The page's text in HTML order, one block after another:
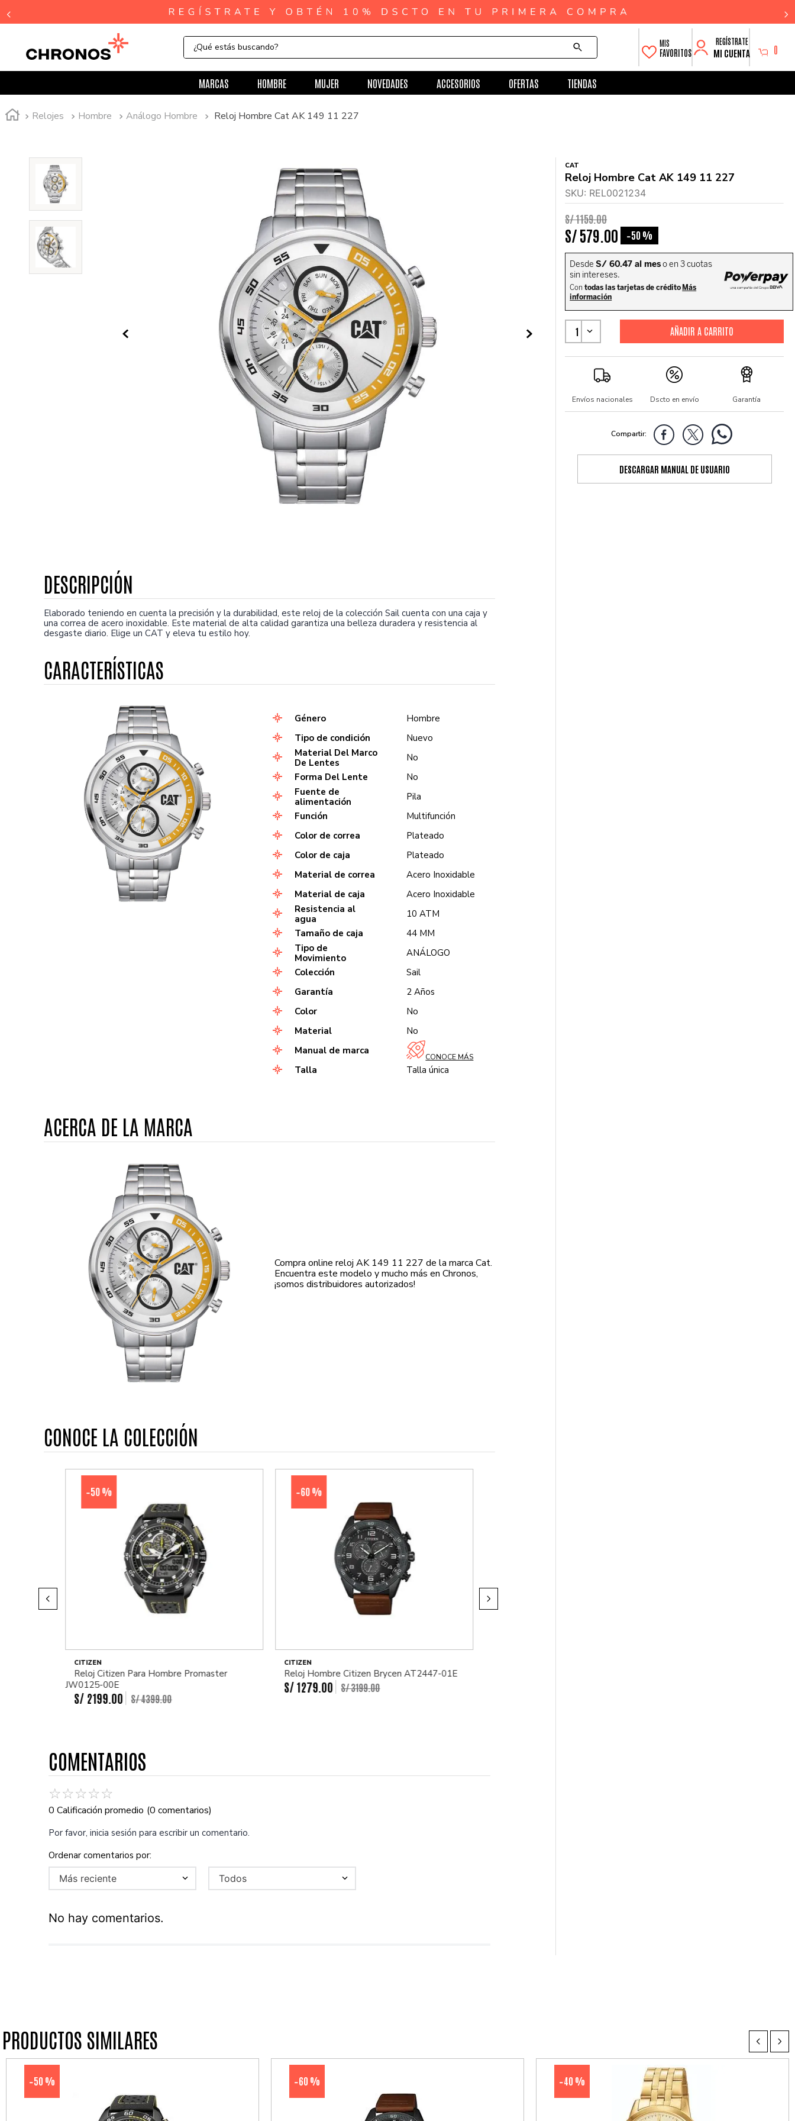
¿Qué estás buscando?
FAVORITOS MI CUENTA 0
MARCAS HOMBRE MUJER NOVEDADES ACCESORIOS OFERTAS TIENDAS
Relojes Hombre Análogo Hombre Reloj Hombre Cat AK 149 11 227
Elaborado teniendo en cuenta la precisión y la durabilidad, este reloj de la colección Sail cuenta con una caja y
una correa de acero inoxidable. Este material de alta calidad garantiza una belleza duradera y resistencia al
desgaste diario. Elige un CAT y eleva tu estilo hoy.
Género
Hombre
Tipo de condición
Nuevo
Material Del Marco
De Lentes
No
Forma Del Lente
No
Fuente de
alimentación
Pila
Función
Multifunción
Color de correa
Plateado
Color de caja
Plateado
Material de correa
Acero Inoxidable
Material de caja
Acero Inoxidable
Resistencia al
agua
10 ATM
Tamaño de caja
44 MM
Tipo de
Movimiento
ANÁLOGO
Colección
Sail
Garantía
2 Años
Color
No
Material
No
Manual de marca
CONOCE MÁS
Talla Talla única
ACERCA DE LA MARCA
Compra online reloj AK 149 11 227 de la marca Cat.
Encuentra este modelo y mucho más en Chronos,
¡somos distribuidores autorizados!
CONOCE LA COLECCIÓN
-50 %
CITIZEN
Reloj Citizen Para Hombre Promaster
JW0125-00E
S/ 2199.00 S/4399.00
-60 %
CITIZEN
Reloj Hombre Citizen Brycen AT2447-01E
S/1279.00 S/3199.00
COMENTARIOS
☆☆☆☆☆
0 Calificación promedio (0 comentarios)
Por favor, inicia sesión para escribir un comentario.
Más reciente Todos
No hay comentarios.
CAT
Reloj Hombre Cat AK 149 11 227
SKU: REL0021234
S/1159.00
S/579 00 -50 %
1
Envíos nacionales Dscto en envío Garantía
DESCARGAR MANUAL DE USUARIO
PRODUCTOS SIMILARES
-50 % -60 % -40 %